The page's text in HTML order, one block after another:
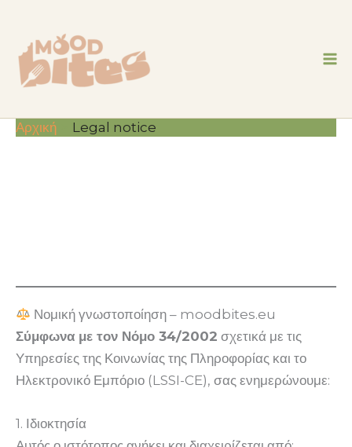
περιεχόμενο
Αρχική Legal notice
Νομική γνωστοποίηση – moodbites.eu
Σύμφωνα με τον Νόμο 34/2002 σχετικά με τις
Υπηρεσίες της Κοινωνίας της Πληροφορίας και το
Ηλεκτρονικό Εμπόριο (LSSI-CE), σας ενημερώνουμε:
1. Ιδιοκτησία